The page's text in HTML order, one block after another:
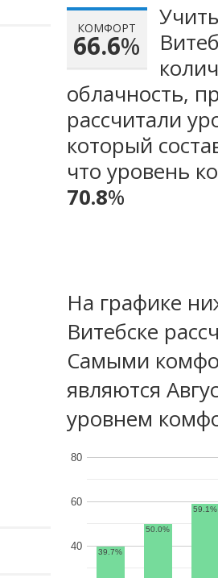
КОМФОРТ
66.6%
облачность,
рассчитали
который
что уровень
70.8%
На графике
Витебске
Самыми
являются
уровнем
40
60
80
39.7%
50.0%
59.1%